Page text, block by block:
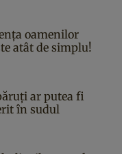
oamenilor
atât de simplu!
ar putea fi
în sudul